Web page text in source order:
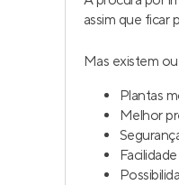
assim que ficar
Mas existem
Plantas
Melhor